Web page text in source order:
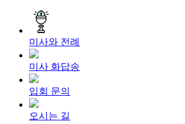
미사와 전례
미사 화답송
입회 문의
오시는 길